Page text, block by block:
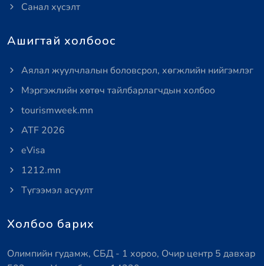
Санал хүсэлт
Ашигтай холбоос
Аялал жуулчлалын боловсрол, хөгжлийн нийгэмлэг
Мэргэжлийн хөтөч тайлбарлагчдын холбоо
tourismweek.mn
ATF 2026
eVisa
1212.mn
Түгээмэл асуулт
Холбоо барих
Олимпийн гудамж, СБД - 1 хороо, Очир центр 5 давхар